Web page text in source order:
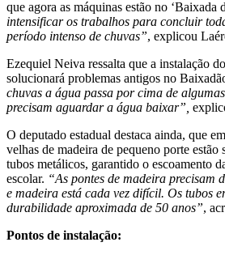
que agora as máquinas estão no ‘Baixada
intensificar os trabalhos para concluir
período intenso de chuvas”, explicou
Ezequiel Neiva ressalta que a instalação
solucionará problemas antigos no
chuvas a água passa por cima de
precisam aguardar a água baixar”,
O deputado estadual destaca ainda, que
velhas de madeira de pequeno porte estão
tubos metálicos, garantido o escoamento
escolar. “As pontes de madeira precisam
e madeira está cada vez difícil. Os tubos
durabilidade aproximada de 50 anos”,
Pontos de instalação: